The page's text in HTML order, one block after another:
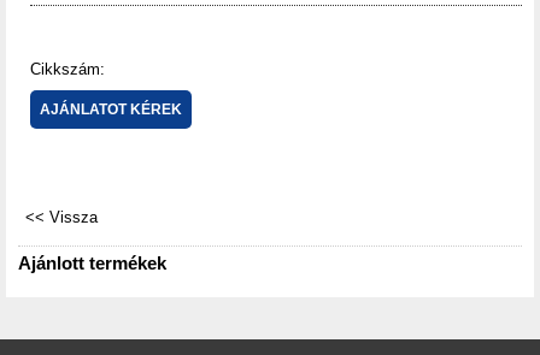
Cikkszám:
Ajánlott termékek